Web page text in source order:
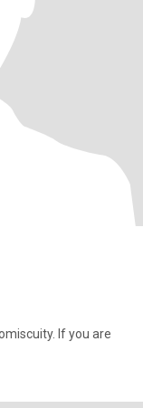
If you are